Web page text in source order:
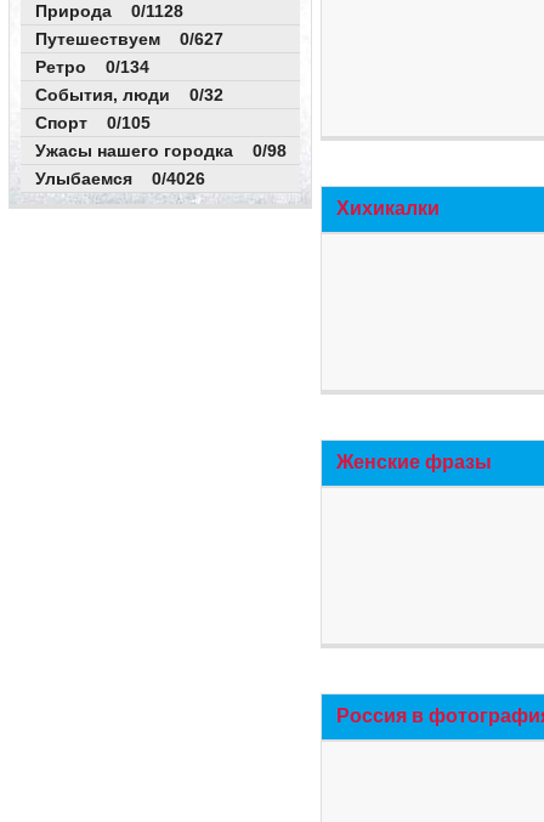
Природа 0/1128
Путешествуем 0/627
Ретро 0/134
События, люди 0/32
Спорт 0/105
Ужасы нашего городка 0/98
Улыбаемся 0/4026
Хихикалки
Женские фразы
Россия в